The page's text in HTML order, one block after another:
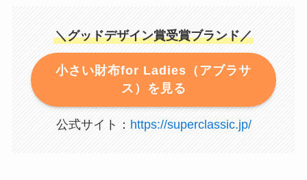
＼グッドデザイン賞受賞ブランド／
小さい財布for Ladies（アブラサ
ス）を見る
公式サイト： https://superclassic.jp/